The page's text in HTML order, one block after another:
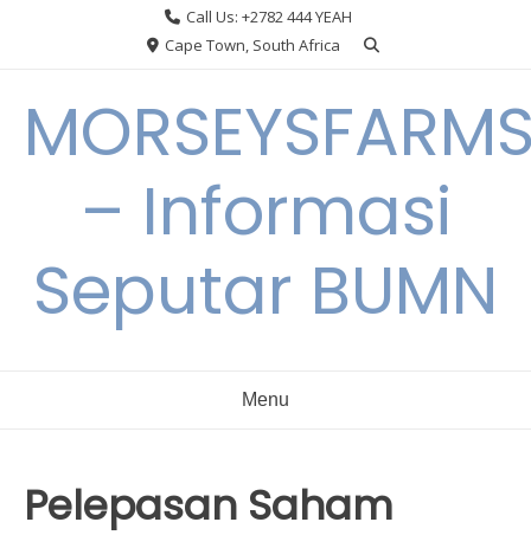
Call Us: +2782 444 YEAH
Cape Town, South Africa
– Informasi
Seputar BUMN
Menu
Pelepasan Saham